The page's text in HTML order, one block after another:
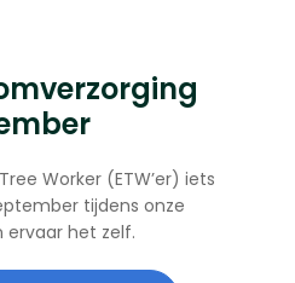
Worker (ETW’er) iets
tijdens onze
ervaar het zelf.